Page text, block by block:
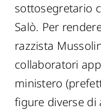
sottosegretario
Salò. Per
razzista
collaboratori
ministero
figure diverse di